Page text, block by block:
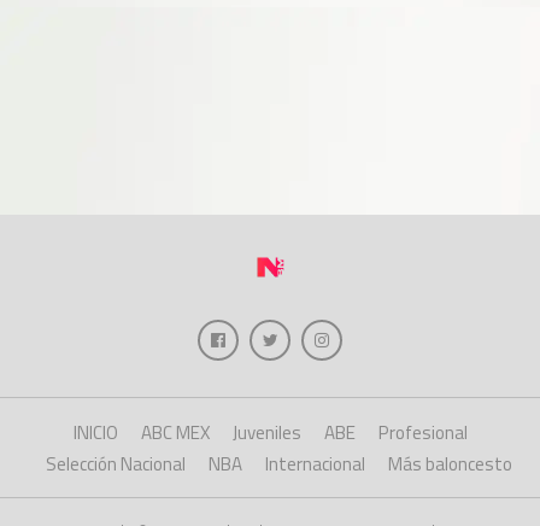
INICIO ABC MEX Juveniles ABE
Profesional
Selección Nacional
NBA Internacional Más baloncesto